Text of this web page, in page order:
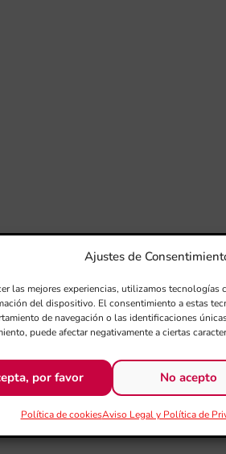
Ajustes de
las mejores experiencias, utilizamos tecnologías
del dispositivo. El consentimiento a estas
de navegación o las identificaciones
puede afectar negativamente a ciertas
por favor No acepto
Política de cookiesAviso Legal y Política de